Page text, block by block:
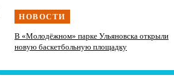
НОВОСТИ
В «Молодёжном» парке Ульяновска открыли
новую баскетбольную площадку